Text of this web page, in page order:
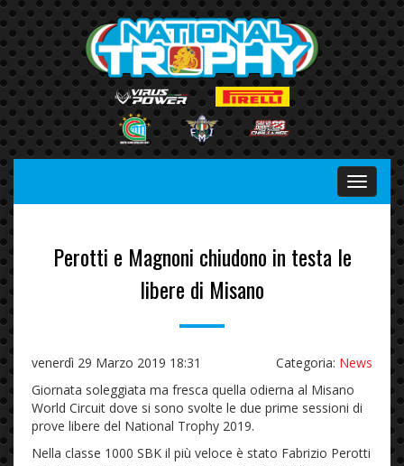
Menu
Perotti e Magnoni chiudono in testa le
libere di Misano
venerdì 29 Marzo 2019 18:31 Categoria: News
Giornata soleggiata ma fresca quella odierna al Misano
World Circuit dove si sono svolte le due prime sessioni di
prove libere del National Trophy 2019.
Nella classe 1000 SBK il più veloce è stato Fabrizio Perotti